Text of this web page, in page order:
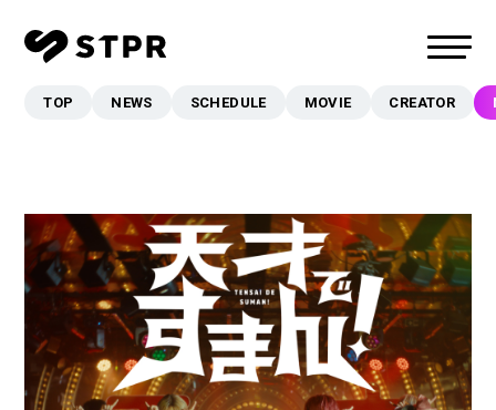
TOP NEWS SCHEDULE MOVIE CREATOR
TOP
MOVIE
CREATOR
MUSIC
EVENT/LIVE
STORE